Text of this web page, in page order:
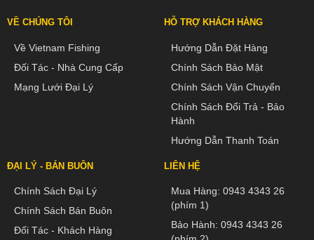
VỀ CHÚNG TÔI
Về Vietnam Fishing
Đối Tác - Nhà Cung Cấp
Mạng Lưới Đại Lý
HỖ TRỢ KHÁCH HÀNG
Hướng Dẫn Đặt Hàng
Chính Sách Bảo Mật
Chính Sách Vận Chuyển
Chính Sách Đổi Trả - Bảo
Hành
Hướng Dẫn Thanh Toán
ĐẠI LÝ - BÁN BUÔN
Chính Sách Đại Lý
Chính Sách Bán Buôn
Đối Tác - Khách Hàng
LIÊN HỆ
Mua Hàng: 0943 4343 26
(phím 1)
Bảo Hành: 0943 4343 26